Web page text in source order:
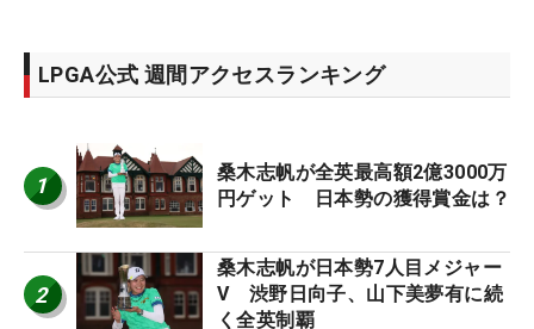
LPGA公式 週間アクセスランキング
1
桑木志帆が全英最高額2億3000万
円ゲット 日本勢の獲得賞金は？
2
桑木志帆が日本勢7人目メジャー
V 渋野日向子、山下美夢有に続
く全英制覇